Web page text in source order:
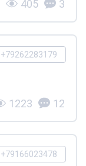
405 3
+79262283179
1223 12
+79166023478